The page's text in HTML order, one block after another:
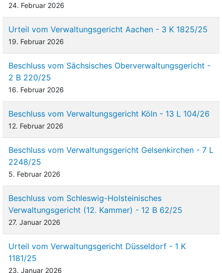
24. Februar 2026
Urteil vom Verwaltungsgericht Aachen - 3 K 1825/25
19. Februar 2026
Beschluss vom Sächsisches Oberverwaltungsgericht -
2 B 220/25
16. Februar 2026
Beschluss vom Verwaltungsgericht Köln - 13 L 104/26
12. Februar 2026
Beschluss vom Verwaltungsgericht Gelsenkirchen - 7 L
2248/25
5. Februar 2026
Beschluss vom Schleswig-Holsteinisches
Verwaltungsgericht (12. Kammer) - 12 B 62/25
27. Januar 2026
Urteil vom Verwaltungsgericht Düsseldorf - 1 K
1181/25
23. Januar 2026